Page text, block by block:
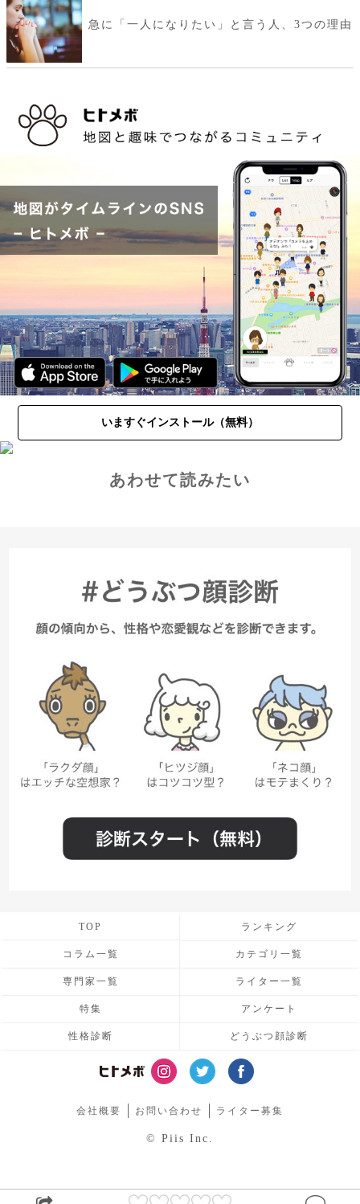
急に「一人になりたい」と言う人、3つの理由
いますぐインストール（無料）
あわせて読みたい
TOP ランキング
コラム一覧 カテゴリ一覧
専門家一覧 ライター一覧
特集 アンケート
性格診断 どうぶつ顔診断
会社概要 お問い合わせ ライター募集
© Piis Inc.